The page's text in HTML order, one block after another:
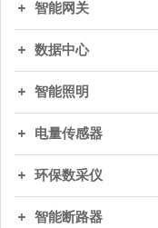
智能网关
数据中心
智能照明
电量传感器
环保数采仪
智能断路器